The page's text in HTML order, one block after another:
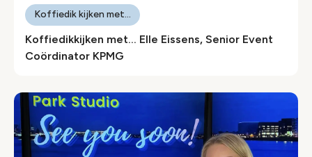
Koffiedikkijken met… Elle Eissens, Senior Event
Coördinator KPMG
Koffiedik kijken met...